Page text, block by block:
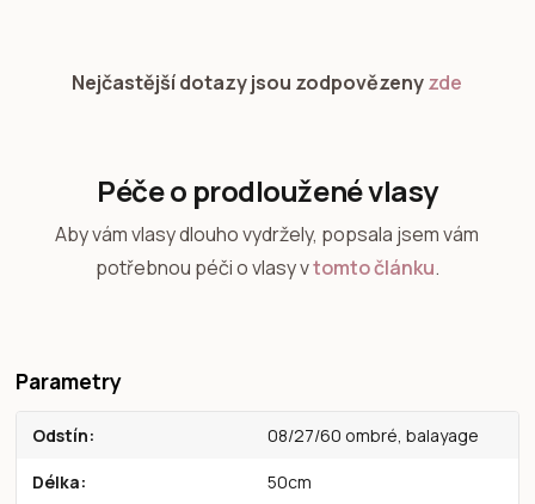
Nejčastější dotazy jsou zodpovězenyzde
Péče o prodloužené vlasy
Aby vám vlasy dlouho vydržely, popsala jsem vám
potřebnou péči o vlasy vtomto článku.
Parametry
Odstín 08/27/60 ombré, balayage
Délka 50cm